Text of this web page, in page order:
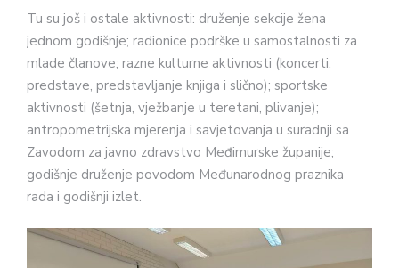
Tu su još i ostale aktivnosti: druženje sekcije žena
jednom godišnje; radionice podrške u samostalnosti za
mlade članove; razne kulturne aktivnosti (koncerti,
predstave, predstavljanje knjiga i slično); sportske
aktivnosti (šetnja, vježbanje u teretani, plivanje);
antropometrijska mjerenja i savjetovanja u suradnji sa
Zavodom za javno zdravstvo Međimurske županije;
godišnje druženje povodom Međunarodnog praznika
rada i godišnji izlet.